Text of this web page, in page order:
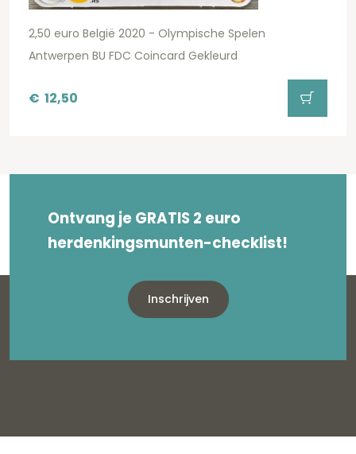
2,50 euro België 2020 - Olympische Spelen
Antwerpen BU FDC Coincard Gekleurd
€ 12,50
Ontvang je GRATIS 2 euro
herdenkingsmunten-checklist!
Inschrijven